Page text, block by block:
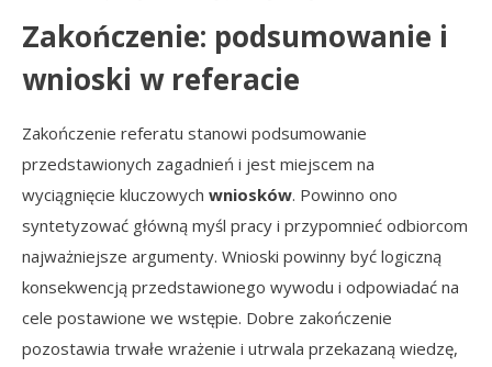
Zakończenie: podsumowanie i
wnioski w referacie
Zakończenie referatu stanowi podsumowanie
przedstawionych zagadnień i jest miejscem na
wyciągnięcie kluczowych wniosków. Powinno ono
syntetyzować główną myśl pracy i przypomnieć odbiorcom
najważniejsze argumenty. Wnioski powinny być logiczną
konsekwencją przedstawionego wywodu i odpowiadać na
cele postawione we wstępie. Dobre zakończenie
pozostawia trwałe wrażenie i utrwala przekazaną wiedzę,